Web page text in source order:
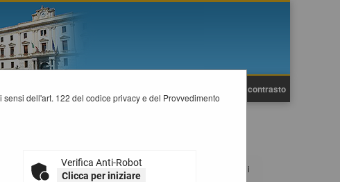
Alto contrasto
dell'art. 122 del codice privacy e del Provvedimento
Verifica Anti-Robot
Clicca per iniziare
se necessario allegando anche un file, e poi procedi